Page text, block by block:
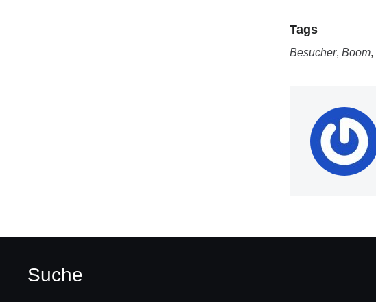
Tags
Besucher, Boom,
Suche